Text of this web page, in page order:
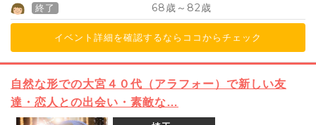
終了 68歳～ 82歳
イベント詳細を確認するならココからチェック
自然な形での大宮４０代（アラフォー）で新しい友
達・恋人との出会い・素敵な…